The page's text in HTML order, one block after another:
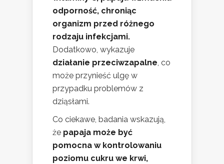
odporność, chroniąc
organizm przed różnego
rodzaju infekcjami.
Dodatkowo, wykazuje
działanie przeciwzapalne, co
może przynieść ulgę w
przypadku problemów z
dziąsłami.
Co ciekawe, badania wskazują,
że papaja może być
pomocna w kontrolowaniu
poziomu cukru we krwi,